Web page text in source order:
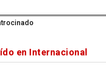
en Internacional